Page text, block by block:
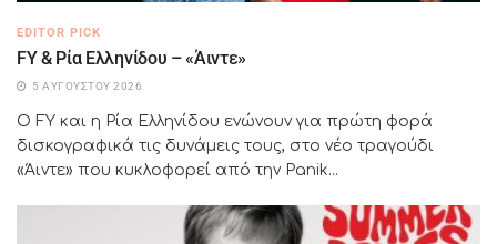
EDITOR PICK
FY & Ρία Ελληνίδου – «Άιντε»
5 ΑΥΓΟΎΣΤΟΥ 2026
Ο FY και η Ρία Ελληνίδου ενώνουν για πρώτη φορά
δισκογραφικά τις δυνάμεις τους, στο νέο τραγούδι
«Άιντε» που κυκλοφορεί από την Panik...